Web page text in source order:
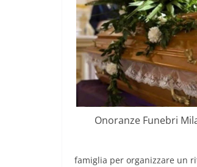
Onoranze Funebri
famiglia per organizzare un